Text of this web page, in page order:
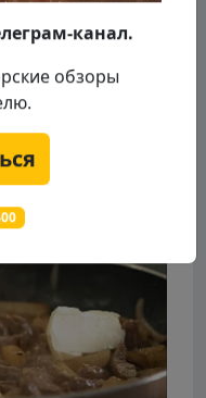
крем. Для
сливки,
до
канал.
обзоры